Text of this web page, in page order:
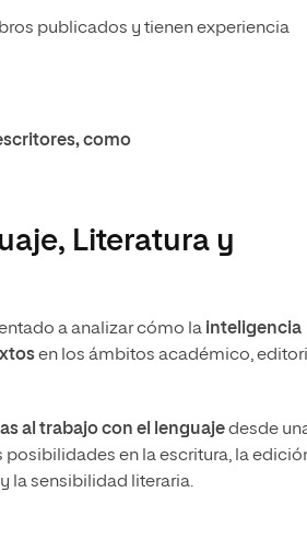
publicados y tienen experiencia
como
Literatura y
a analizar cómo la inteligencia
en los ámbitos académico,
al trabajo con el lenguajedesde
en la escritura, la
la sensibilidad literaria.